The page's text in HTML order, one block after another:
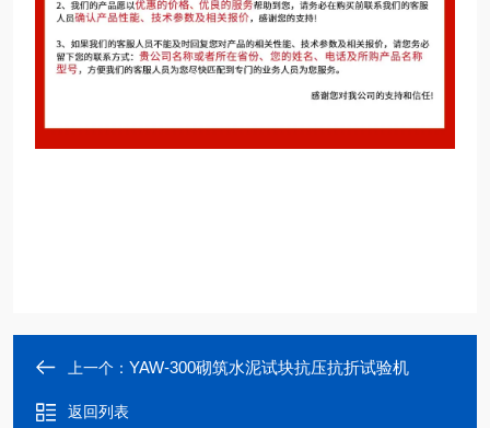
上一个： YAW-300砌筑水泥试块抗压抗折试验机
返回列表